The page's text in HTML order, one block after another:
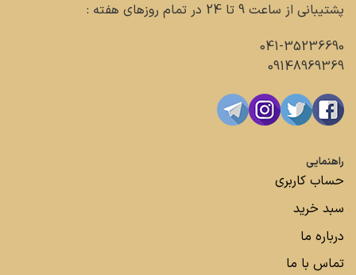
پشتیبانی از ساعت 9 تا 24 در تمام روزهای هفته :
041-35236690
09148969369
راهنمایی
حساب کاربری
سبد خرید
درباره ما
تماس با ما